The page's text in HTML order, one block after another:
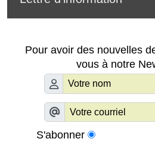
Pour avoir des nouvelles
vous à notre
S'abonner